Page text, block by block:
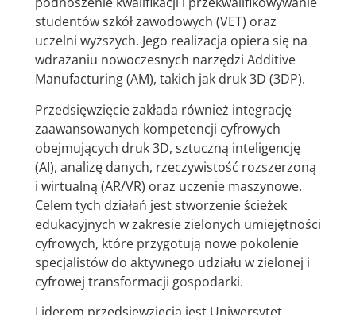
studentów szkół zawodowych (VET) oraz
uczelni wyższych. Jego realizacja opiera się na
wdrażaniu nowoczesnych narzędzi Additive
Manufacturing (AM), takich jak druk 3D (3DP).
Przedsięwzięcie zakłada również integrację
zaawansowanych kompetencji cyfrowych
obejmujących druk 3D, sztuczną inteligencję
(AI), analizę danych, rzeczywistość rozszerzoną
i wirtualną (AR/VR) oraz uczenie maszynowe.
Celem tych działań jest stworzenie ścieżek
edukacyjnych w zakresie zielonych umiejętności
cyfrowych, które przygotują nowe pokolenie
specjalistów do aktywnego udziału w zielonej i
cyfrowej transformacji gospodarki.